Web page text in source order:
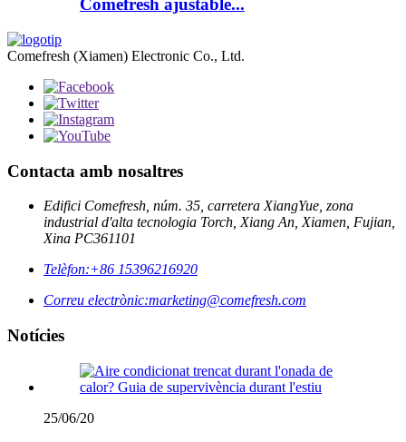
Comefresh ajustable...
Comefresh (Xiamen) Electronic Co., Ltd.
Contacta amb nosaltres
Edifici Comefresh, núm. 35, carretera XiangYue, zona
industrial d'alta tecnologia Torch, Xiang An, Xiamen, Fujian,
Xina PC361101
Telèfon:+86 15396216920
Correu electrònic:marketing@comefresh.com
Notícies
25/06/20